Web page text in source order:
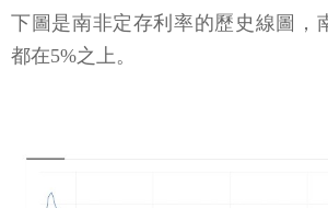
下圖是南非定存利率的歷史線圖，
都在5%之上。